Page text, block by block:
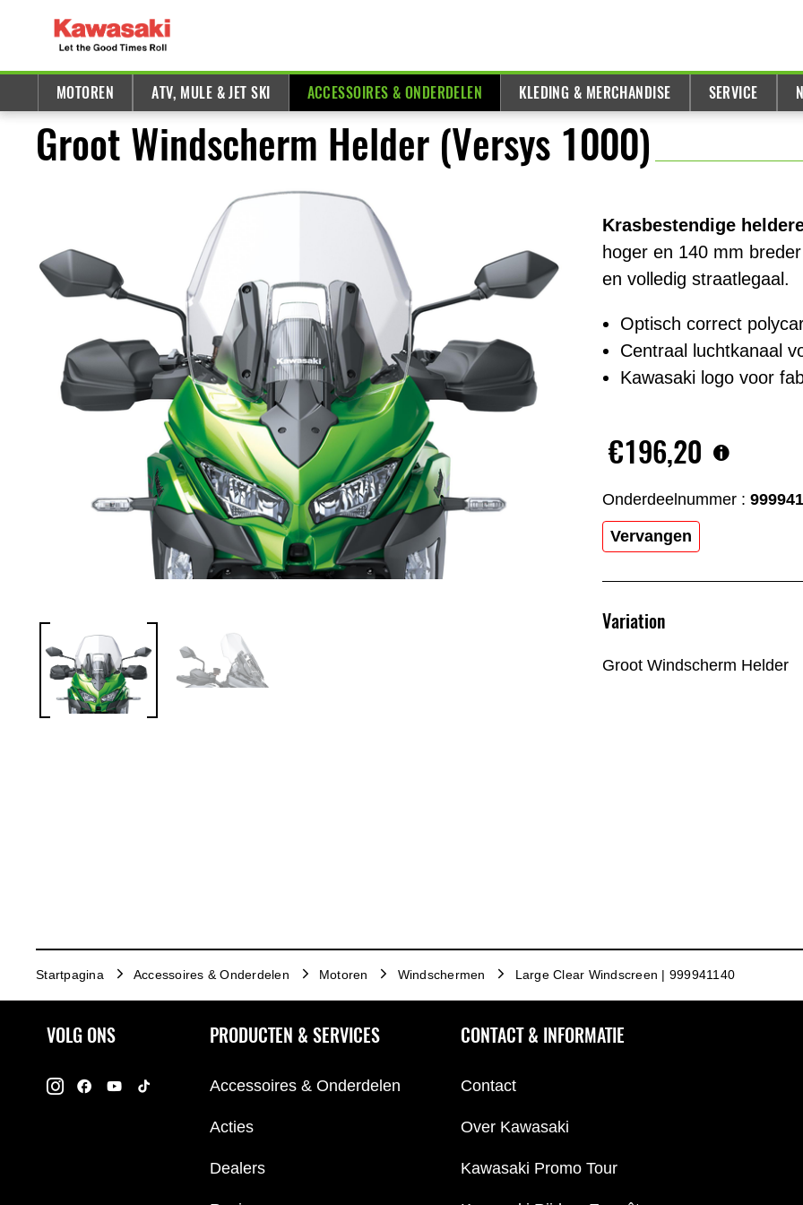
MOTOREN ATV, MULE & JET SKI ACCESSOIRES & ONDERDELEN KLEDING & MERCHANDISE SERVICE
Groot Windscherm Helder (Versys 1000)
Krasbestendige
hoger en 140 mm
en volledig straatlegaal.
Optisch correct
Centraal luchtkanaal
Kawasaki logo voor
€196,20
Onderdeelnummer :
Vervangen
Variation
Groot Windscherm Helder
Startpagina Accessoires & Onderdelen Motoren Windschermen Large Clear Windscreen | 999941140
VOLG ONS PRODUCTEN & SERVICES
Accessoires & Onderdelen
Acties
Dealers
CONTACT & INFORMATIE
Contact
Over Kawasaki
Kawasaki Promo Tour